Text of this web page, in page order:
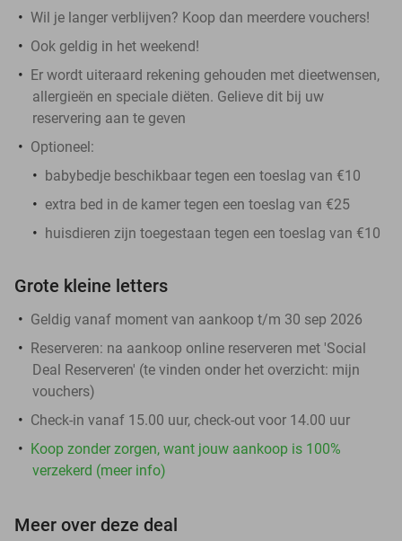
Wil je langer verblijven? Koop dan meerdere vouchers!
Ook geldig in het weekend!
Er wordt uiteraard rekening gehouden met dieetwensen,
allergieën en speciale diëten. Gelieve dit bij uw
reservering aan te geven
Optioneel:
babybedje beschikbaar tegen een toeslag van €10
extra bed in de kamer tegen een toeslag van €25
huisdieren zijn toegestaan tegen een toeslag van €10
Grote kleine letters
Geldig vanaf moment van aankoop t/m 30 sep 2026
Reserveren: na aankoop online reserveren met 'Social
Deal Reserveren' (te vinden onder het overzicht: mijn
vouchers)
Check-in vanaf 15.00 uur, check-out voor 14.00 uur
Koop zonder zorgen, want jouw aankoop is 100%
verzekerd (meer info)
Meer over deze deal